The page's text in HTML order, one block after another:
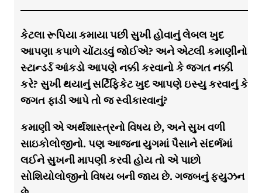
કેટલા રૂપિયા કમાયા પછી સુખી હોવાનું લેબલ ખુદ
આપણા કપાળે ચોંટાડવું જોઈએ? અને એટલી કમાણીનો
સ્ટાન્ડર્ડ આંકડો આપણે નક્કી કરવાનો કે જગત નક્કી
કરે? સુખી થયાનું સર્ટિફિકેટ ખુદ આપણે ઇસ્યુ કરવાનું કે
જગત ફાડી આપે તો જ સ્વીકારવાનું?
કમાણી એ અર્થશાસ્ત્રનો વિષય છે, અને સુખ વળી
સાઇકોલોજીનો. પણ આજના યુગમાં પૈસાને સંદર્ભમાં
લઈને સુખની માપણી કરવી હોય તો એ પાછો
સોશિયોલોજીનો વિષય બની જાય છે. ગજબનું ફ્યુઝન